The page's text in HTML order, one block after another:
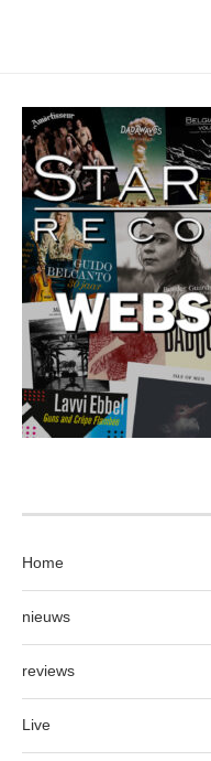
Home
nieuws
reviews
Live